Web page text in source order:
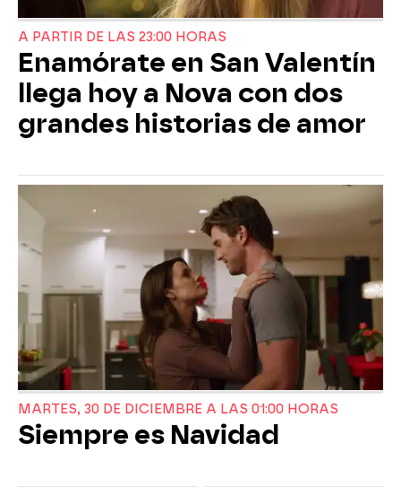
A PARTIR DE LAS 23:00 HORAS
Enamórate en San Valentín
llega hoy a Nova con dos
grandes historias de amor
MARTES, 30 DE DICIEMBRE A LAS 01:00 HORAS
Siempre es Navidad